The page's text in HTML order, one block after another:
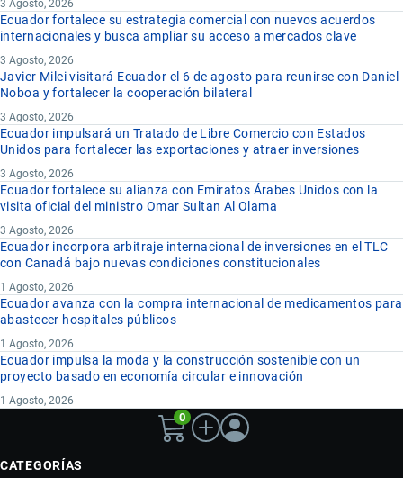
3 Agosto, 2026
Ecuador fortalece su estrategia comercial con nuevos acuerdos
internacionales y busca ampliar su acceso a mercados clave
3 Agosto, 2026
Javier Milei visitará Ecuador el 6 de agosto para reunirse con Daniel
Noboa y fortalecer la cooperación bilateral
3 Agosto, 2026
Ecuador impulsará un Tratado de Libre Comercio con Estados
Unidos para fortalecer las exportaciones y atraer inversiones
3 Agosto, 2026
Ecuador fortalece su alianza con Emiratos Árabes Unidos con la
visita oficial del ministro Omar Sultan Al Olama
3 Agosto, 2026
Ecuador incorpora arbitraje internacional de inversiones en el TLC
con Canadá bajo nuevas condiciones constitucionales
1 Agosto, 2026
Ecuador avanza con la compra internacional de medicamentos para
abastecer hospitales públicos
1 Agosto, 2026
Ecuador impulsa la moda y la construcción sostenible con un
proyecto basado en economía circular e innovación
1 Agosto, 2026
0
CATEGORÍAS